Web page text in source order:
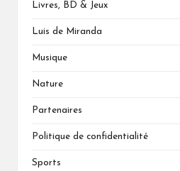
Livres, BD & Jeux
Luis de Miranda
Musique
Nature
Partenaires
Politique de confidentialité
Sports